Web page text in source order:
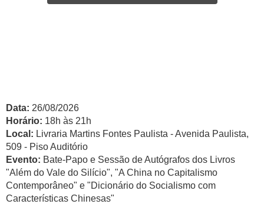
Data: 26/08/2026
Horário: 18h às 21h
Local: Livraria Martins Fontes Paulista - Avenida Paulista,
509 - Piso Auditório
Evento: Bate-Papo e Sessão de Autógrafos dos Livros
"Além do Vale do Silício", "A China no Capitalismo
Contemporâneo" e "Dicionário do Socialismo com
Características Chinesas"